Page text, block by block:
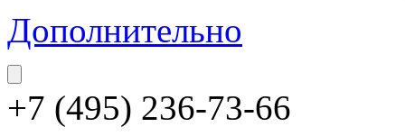
Дополнительно
+7 (495) 236-73-66